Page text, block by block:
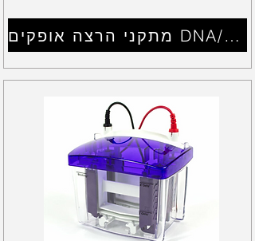
מתקני הרצה אופקים DNA/RNA